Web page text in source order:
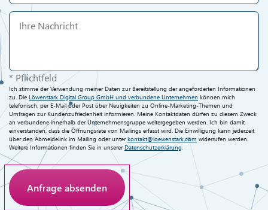
* Pflichtfeld
Ich stimme der Verwendung meiner Daten zur Bereitstellung der angeforderten Informationen
zu. Die Löwenstark Digital Group GmbH und verbundene Unternehmen können mich
telefonisch, per E-Mail oder Post über Neuigkeiten zu Online-Marketing-Themen und
Umfragen zur Kundenzufriedenheit informieren. Meine Kontaktdaten dürfen zu diesem Zweck
an verbundene innerhalb der Unternehmensgruppe weitergegeben werden. Ich bin damit
einverstanden, dass die Öffnungsrate von Mailings erfasst wird. Die Einwilligung kann jederzeit
über den Abmeldelink im Mailing oder unterkontakt@loewenstark.com widerrufen werden.
Weitere Informationen finden Sie in unserer Datenschutzerklärung.